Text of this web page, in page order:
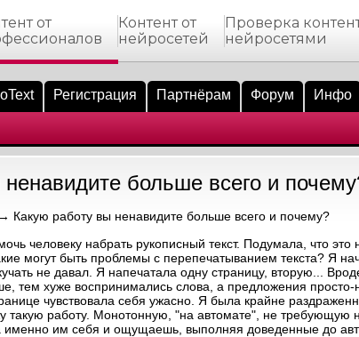
от
Контент от
нейросетей
Проверка
нейросетями
Регистрация Партнёрам Форум Инфо
больше всего и
→ Какую работу вы ненавидите больше всего и почему?
человеку набрать рукописный текст. Подумала, что
могут быть проблемы с перепечатыванием текста? Я
не давал. Я напечатала одну страницу, вторую...
тем хуже воспринимались слова, а предложения
чувствовала себя ужасно. Я была крайне
такую работу. Монотонную, "на автомате", не требующую
именно им себя и ощущаешь, выполняя доведенные до